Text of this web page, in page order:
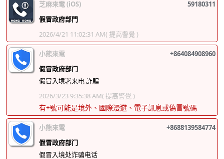
芝麻來電 (iOS)
59180311
假冒政府部門
2026/4/21 11:02:31 AM( 提高警覺 )
小熊來電
+864084908960
假冒政府部门
假冒入境署来电 詐騙
2026/3/23 9:35:38 AM( 提高警覺 )
有+號可能是境外、國際漫遊、電子訊息或偽冒號碼
小熊來電
+8688139584774
假冒政府部门
假冒入境处诈骗电话